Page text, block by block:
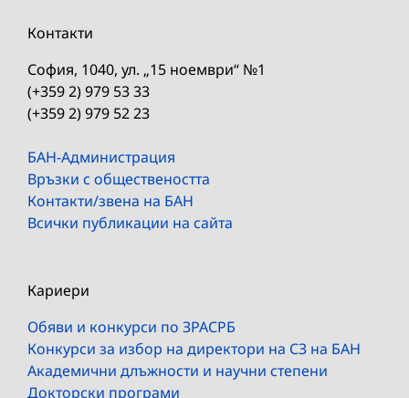
Контакти
София, 1040, ул. „15 ноември“ №1
(+359 2) 979 53 33
(+359 2) 979 52 23
БАН-Администрация
Връзки с обществеността
Контакти/звена на БАН
Всички публикации на сайта
Кариери
Обяви и конкурси по ЗРАСРБ
Конкурси за избор на директори на СЗ на БАН
Академични длъжности и научни степени
Докторски програми